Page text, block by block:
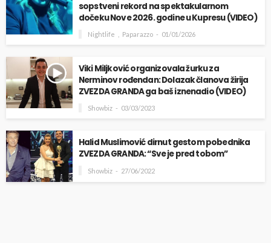
sopstveni rekord na spektakularnom
dočeku Nove 2026. godine u Kupresu (VIDEO)
Nightlife Paparazzo 01/01/2026
Viki Miljković organizovala žurku za
Nerminov rođendan: Dolazak članova žirija
ZVEZDA GRANDA ga baš iznenadio (VIDEO)
Showbiz 03/03/2023
Halid Muslimović dirnut gestom pobednika
ZVEZDA GRANDA: “Sve je pred tobom”
Showbiz 27/06/2022